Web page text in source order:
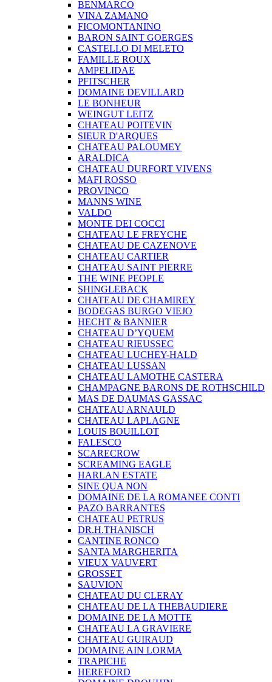
BENMARCO
VINA ZAMANO
FICOMONTANINO
BARON SAINT GOERGES
CASTELLO DI MELETO
FAMILLE ROUX
AMPELIDAE
PFITSCHER
DOMAINE DEVILLARD
LE BONHEUR
WEINGUT LEITZ
CHATEAU POITEVIN
SIEUR D'ARQUES
CHATEAU PALOUMEY
ARALDICA
CHATEAU DURFORT VIVENS
MAFI ROSSO
PROVINCO
MANNS WINE
VALDO
MONTE DEI COCCI
CHATEAU LE FREYCHE
CHATEAU DE CAZENOVE
CHATEAU CARTIER
CHATEAU SAINT PIERRE
THE WINE PEOPLE
SHINGLEBACK
CHATEAU DE CHAMIREY
BODEGAS BURGO VIEJO
HECHT & BANNIER
CHATEAU D’YQUEM
CHATEAU RIEUSSEC
CHATEAU LUCHEY-HALD
CHATEAU LUSSAN
CHATEAU LAMOTHE CASTERA
CHAMPAGNE BARONS DE ROTHSCHILD
MAS DE DAUMAS GASSAC
CHATEAU ARNAULD
CHATEAU LAPLAGNE
LOUIS BOUILLOT
FALESCO
SCARECROW
SCREAMING EAGLE
HARLAN ESTATE
SINE QUA NON
DOMAINE DE LA ROMANEE CONTI
PAZO BARRANTES
CHATEAU PETRUS
DR.H.THANISCH
CANTINE RONCO
SANTA MARGHERITA
VIEUX VAUVERT
GROSSET
SAUVION
CHATEAU DU CLERAY
CHATEAU DE LA THEBAUDIERE
DOMAINE DE LA MOTTE
CHATEAU LA GRAVIERE
CHATEAU GUIRAUD
DOMAINE AIN LORMA
TRAPICHE
HEREFORD